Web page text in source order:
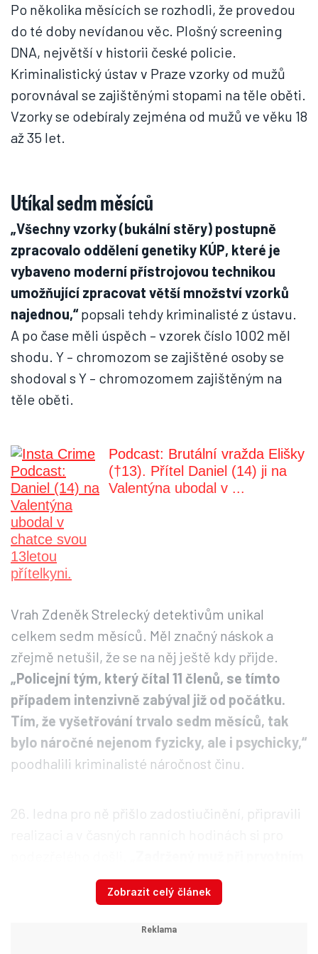
Po několika měsících se rozhodli, že provedou
do té doby nevídanou věc. Plošný screening
DNA, největší v historii české policie.
Kriminalistický ústav v Praze vzorky od mužů
porovnával se zajištěnými stopami na těle oběti.
Vzorky se odebíraly zejména od mužů ve věku 18
až 35 let.
Utíkal sedm měsíců
„Všechny vzorky (bukální stěry) postupně
zpracovalo oddělení genetiky KÚP, které je
vybaveno moderní přístrojovou technikou
umožňující zpracovat větší množství vzorků
najednou,“popsali tehdy kriminalisté z ústavu.
A po čase měli úspěch – vzorek číslo 1002 měl
shodu. Y – chromozom se zajištěné osoby se
shodoval s Y – chromozomem zajištěným na
těle oběti.
Podcast: Brutální vražda Elišky
(†13). Přítel Daniel (14) ji na
Valentýna ubodal v ...
Vrah Zdeněk Strelecký detektivům unikal
celkem sedm měsíců. Měl značný náskok a
zřejmě netušil, že se na něj ještě kdy přijde.
„Policejní tým, který čítal 11 členů, se tímto
případem intenzivně zabýval již od počátku.
Tím, že vyšetřování trvalo sedm měsíců, tak
bylo náročné nejenom fyzicky, ale i psychicky,“
poodhalili kriminalisté náročnost činu.
26. ledna pro ně přišlo zadostiučinění, připravili
výslechu se k této vraždě přiznal, a i následně
na místě činu ukázal, jak k celé události
Zobrazit celý článek